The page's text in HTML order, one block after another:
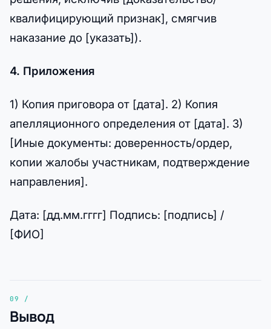
квалифицирующий признак], смягчив
наказание до [указать]).
4. Приложения
1) Копия приговора от [дата]. 2) Копия
апелляционного определения от [дата]. 3)
[Иные документы: доверенность/ордер,
копии жалобы участникам, подтверждение
направления].
Дата: [дд.мм.гггг] Подпись: [подпись] /
[ФИО]
Вывод